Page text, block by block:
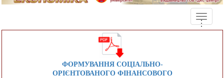
Toggle
...
ФОРМУВАННЯ СОЦІАЛЬНО-
ОРІЄНТОВАНОГО ФІНАНСОВОГО